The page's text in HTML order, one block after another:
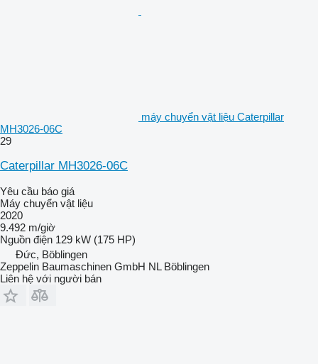
máy chuyển vật liệu Caterpillar
MH3026-06C
29
Caterpillar MH3026-06C
Yêu cầu báo giá
Máy chuyển vật liệu
2020
9.492 m/giờ
Nguồn điện 129 kW (175 HP)
Đức, Böblingen
Zeppelin Baumaschinen GmbH NL Böblingen
Liên hệ với người bán